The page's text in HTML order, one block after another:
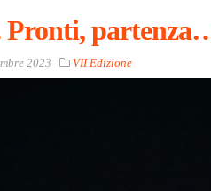
Pronti,
2023 VII Edizione